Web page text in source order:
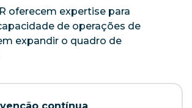
oferecem expertise para
de operações de
expandir o quadro de